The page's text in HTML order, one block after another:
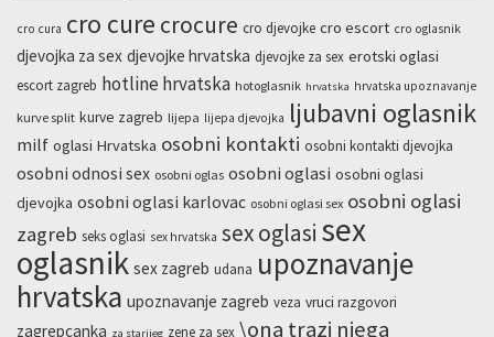
cro cura cro cure crocure cro djevojke cro escort cro oglasnik
djevojka za sex djevojke hrvatska djevojke za sex erotski oglasi
escort zagreb hotline hrvatska hotoglasnik hrvatska hrvatska upoznavanje
kurve split kurve zagreb lijepa lijepa djevojka ljubavni oglasnik
milf oglasi Hrvatska osobni kontakti osobni kontakti djevojka
osobni odnosi sex osobni oglas osobni oglasi osobni oglasi
djevojka osobni oglasi karlovac osobni oglasi sex osobni oglasi
zagreb seks oglasi sex hrvatska sex oglasi sex
oglasnik sex zagreb udana upoznavanje
hrvatska upoznavanje zagreb veza vruci razgovori
zagrepcanka za starijeg zene za sex \ona trazi njega